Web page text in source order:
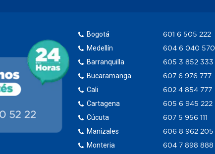
Bogotá
Medellín
Barranquilla
Bucaramanga
Cali
Cartagena
Cúcuta
Manizales
Monteria
601 6 505 222
604 6 040 570
605 3 852 333
607 6 976 777
602 4 854 777
605 6 945 222
607 5 956 111
606 8 962 205
604 7 898 888